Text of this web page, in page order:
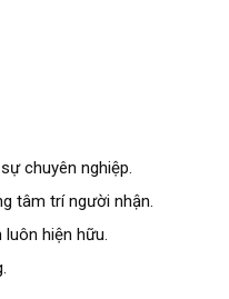
chuyên nghiệp.
tâm trí người nhận.
hiện hữu.